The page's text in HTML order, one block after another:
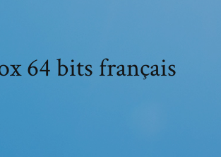
64 bits français